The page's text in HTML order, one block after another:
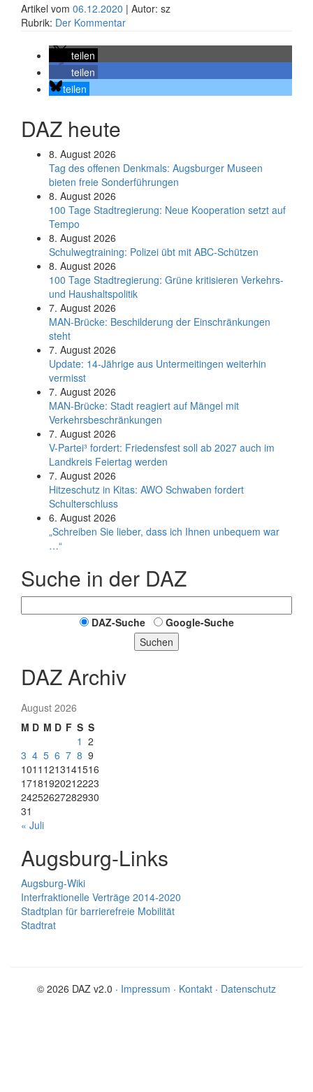
Artikel vom 06.12.2020 | Autor: sz
Rubrik: Der Kommentar
teilen
teilen
teilen
DAZ heute
8. August 2026
Tag des offenen Denkmals: Augsburger Museen
bieten freie Sonderführungen
8. August 2026
100 Tage Stadtregierung: Neue Kooperation setzt auf
Tempo
8. August 2026
Schul­weg­trai­ning: Poli­zei übt mit ABC-Schüt­zen
8. August 2026
100 Tage Stadtregierung: Grüne kritisieren Verkehrs-
und Haushaltspolitik
7. August 2026
MAN-Brücke: Beschilderung der Einschränkungen
steht
7. August 2026
Update: 14-Jährige aus Untermeitingen weiterhin
vermisst
7. August 2026
MAN-Brücke: Stadt reagiert auf Mängel mit
Verkehrsbeschränkungen
7. August 2026
V-Partei­³ fordert: Friedens­fest soll ab 2027 auch im
Land­kreis Feier­tag werden
7. August 2026
Hitzeschutz in Kitas: AWO Schwaben fordert
Schulterschluss
6. August 2026
„Schreiben Sie lieber, dass ich Ihnen unbequem war
…“
Suche in der DAZ
DAZ-Suche
Google-Suche
Suchen
DAZ Archiv
August 2026
M D M D F S S
1 2
3 4 5 6 7 8 9
1011 1213141516
17181920212223
24252627282930
31
« Juli
Augsburg-Links
Augsburg-Wiki
Interfraktionelle Verträge 2014-2020
Stadtplan für barrierefreie Mobilität
Stadtrat
© 2026 DAZ v2.0 · Impressum · Kontakt · Datenschutz